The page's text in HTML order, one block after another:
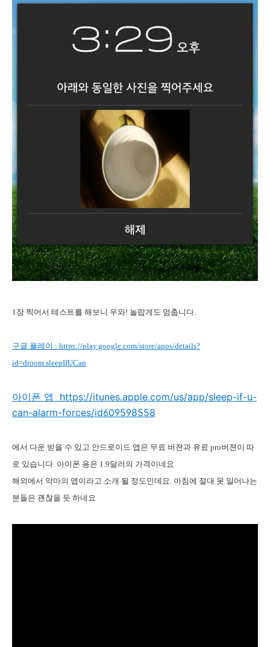
1장 찍어서 테스트를 해보니 우와! 놀랍게도 멈춥니다.
구글 플레이 : https://play.google.com/store/apps/details?
id=droom.sleepIfUCan
아이폰 앱 https://itunes.apple.com/us/app/sleep-if-u-
can-alarm-forces/id609598558
에서 다운 받을 수 있고 안드로이드 앱은 무료 버젼과 유료 pro버젼이 따
로 있습니다. 아이폰 용은 1.9달러의 가격이네요
해외에서 악마의 앱이라고 소개 될 정도인데요. 아침에 절대 못 일어나는
분들은 괜찮을 듯 하네요